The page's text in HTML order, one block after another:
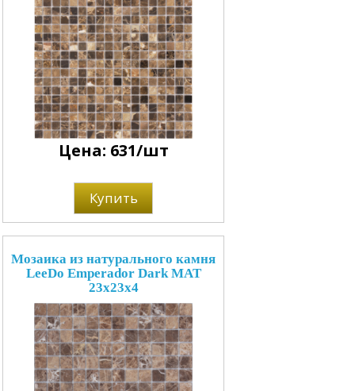
Цена: 631/шт
Купить
Мозаика из натурального камня
LeeDo Emperador Dark MAT
23x23x4